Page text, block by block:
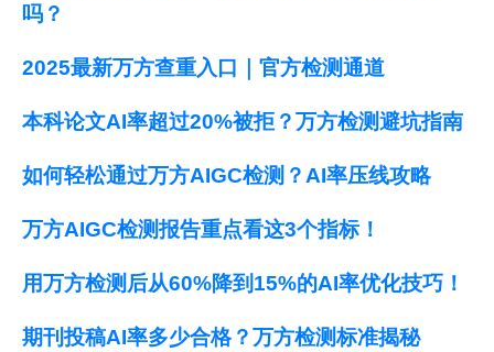
吗？
2025最新万方查重入口｜官方检测通道
本科论文AI率超过20%被拒？万方检测避坑指南
如何轻松通过万方AIGC检测？AI率压线攻略
万方AIGC检测报告重点看这3个指标！
用万方检测后从60%降到15%的AI率优化技巧！
期刊投稿AI率多少合格？万方检测标准揭秘